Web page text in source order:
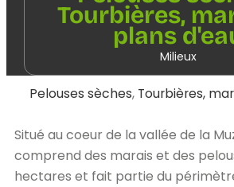
Tourbières,
plans
Milieux
Pelouses sèches, Tourbières,
Situé au coeur de la vallée de la
comprend des marais et des
hectares et fait partie du